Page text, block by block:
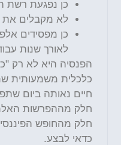
כן נפגעת רשת
לא מקבלים את
כן מפסידים אלפי
לאורך שנות עבודה.
הפנסיה היא לא רק "כסף
כלכלית משמעותית
חיים נאותה ביום
חלק מההפרשות האלה,
חלק מהחופש הפיננסי
כדאי לבצע.